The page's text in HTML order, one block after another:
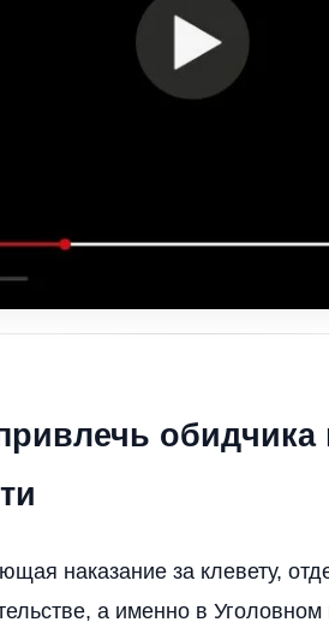
обидчика
наказание за клевету,
а именно в